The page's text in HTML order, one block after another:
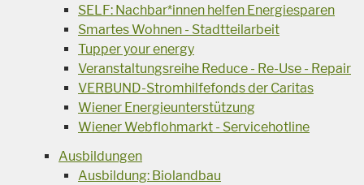
SELF: Nachbar*innen helfen Energiesparen
Smartes Wohnen - Stadtteilarbeit
Tupper your energy
Veranstaltungsreihe Reduce - Re-Use - Repair
VERBUND-Stromhilfefonds der Caritas
Wiener Energieunterstützung
Wiener Webflohmarkt - Servicehotline
Ausbildungen
Ausbildung: Biolandbau